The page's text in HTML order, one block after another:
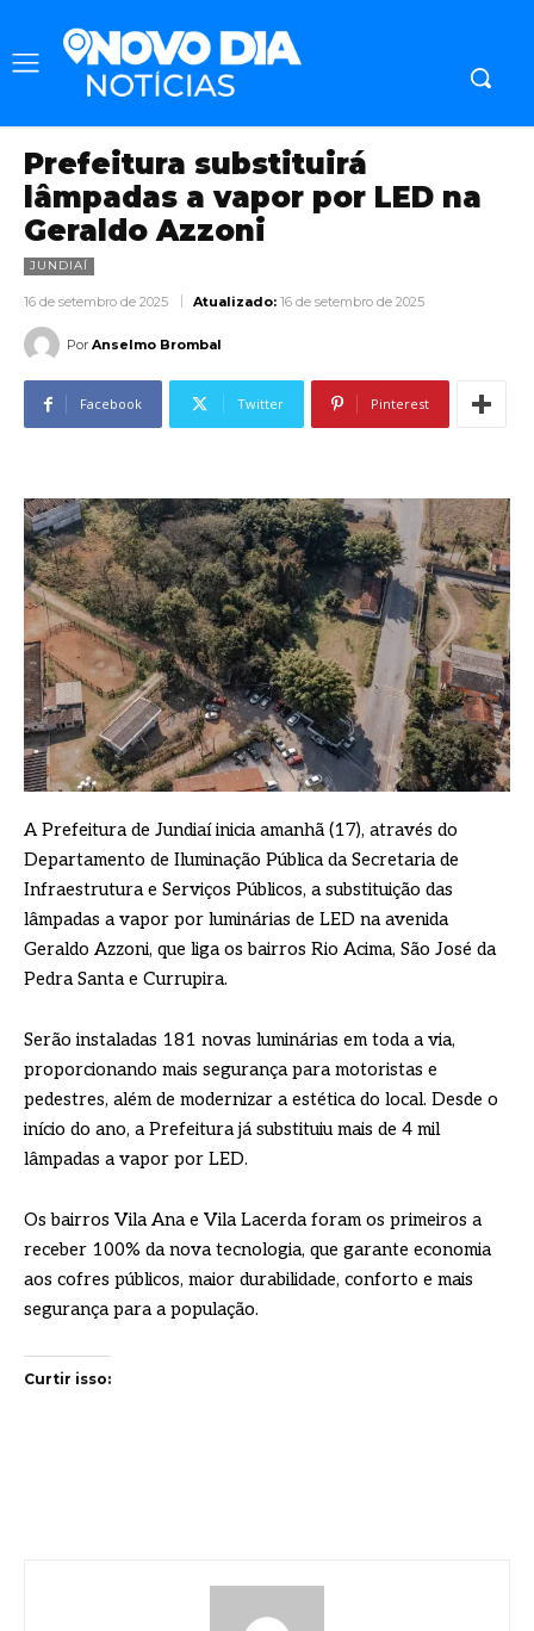
Prefeitura substituirá
lâmpadas a vapor por LED na
Geraldo Azzoni
JUNDIAÍ
16 de setembro de 2025 Atualizado: 16 de setembro de 2025
Por Anselmo Brombal
Facebook Twitter Pinterest
A Prefeitura de Jundiaí inicia amanhã (17), através do
Departamento de Iluminação Pública da Secretaria de
Infraestrutura e Serviços Públicos, a substituição das
lâmpadas a vapor por luminárias de LED na avenida
Geraldo Azzoni, que liga os bairros Rio Acima, São José da
Pedra Santa e Currupira.
Serão instaladas 181 novas luminárias em toda a via,
proporcionando mais segurança para motoristas e
pedestres, além de modernizar a estética do local. Desde o
início do ano, a Prefeitura já substituiu mais de 4 mil
lâmpadas a vapor por LED.
Os bairros Vila Ana e Vila Lacerda foram os primeiros a
receber 100% da nova tecnologia, que garante economia
aos cofres públicos, maior durabilidade, conforto e mais
segurança para a população.
Curtir isso: